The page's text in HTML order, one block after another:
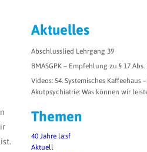
Aktuelles
Abschlusslied Lehrgang 39
BMASGPK – Empfehlung zu § 17 Abs.
Videos: 54. Systemisches
Akutpsychiatrie: Was können wir
Themen
40 Jahre la:sf
Aktuell